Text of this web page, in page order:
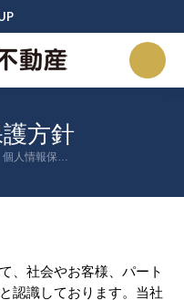
方針
個人情報保…
、社会やお客様、パート
認識しております。当社